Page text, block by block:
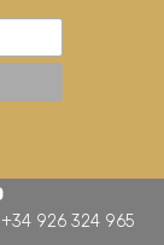
+34 926 324 965